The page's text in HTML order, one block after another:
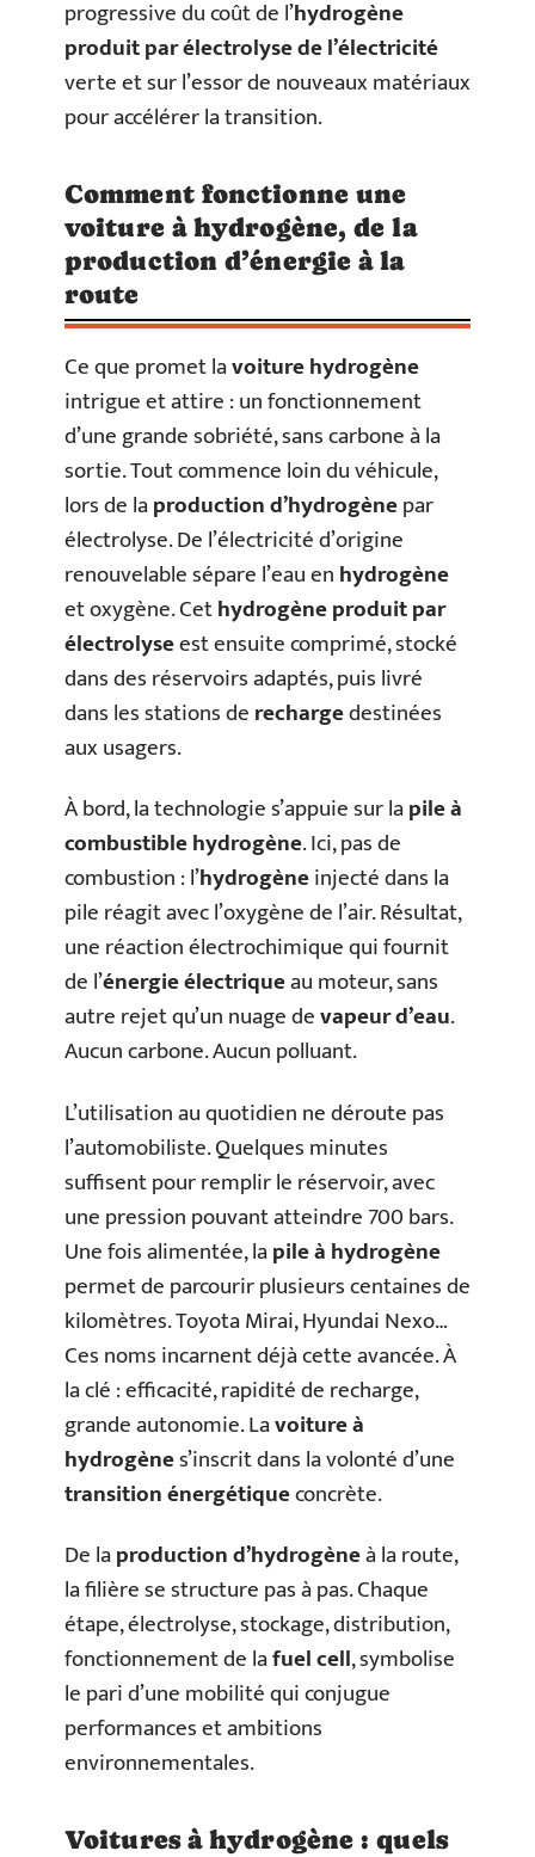
progressive du coût de l’hydrogène
produit par électrolyse de l’électricité
verte et sur l’essor de nouveaux matériaux
pour accélérer la transition.
Comment fonctionne une
voiture à hydrogène, de la
production d’énergie à la
route
Ce que promet lavoiture hydrogène
intrigue et attire : un fonctionnement
d’une grande sobriété, sans carbone à la
sortie. Tout commence loin du véhicule,
lors de laproduction d’hydrogènepar
électrolyse. De l’électricité d’origine
renouvelable sépare l’eau enhydrogène
et oxygène. Cethydrogène produit par
électrolyseest ensuite comprimé, stocké
dans des réservoirs adaptés, puis livré
dans les stations derechargedestinées
aux usagers.
À bord, la technologie s’appuie sur lapile à
combustible hydrogène. Ici, pas de
combustion : l’hydrogèneinjecté dans la
pile réagit avec l’oxygène de l’air. Résultat,
une réaction électrochimique qui fournit
de l’énergie électriqueau moteur, sans
autre rejet qu’un nuage devapeur d’eau.
Aucun carbone. Aucun polluant.
L’utilisation au quotidien ne déroute pas
l’automobiliste. Quelques minutes
suffisent pour remplir le réservoir, avec
une pression pouvant atteindre 700 bars.
Une fois alimentée, lapile à hydrogène
permet de parcourir plusieurs centaines de
kilomètres. Toyota Mirai, Hyundai Nexo…
Ces noms incarnent déjà cette avancée. À
la clé : efficacité, rapidité de recharge,
grande autonomie. Lavoiture à
hydrogènes’inscrit dans la volonté d’une
transition énergétiqueconcrète.
De laproduction d’hydrogèneà la route,
la filière se structure pas à pas. Chaque
étape, électrolyse, stockage, distribution,
fonctionnement de lafuel cell, symbolise
le pari d’une mobilité qui conjugue
performances et ambitions
environnementales.
Voitures à hydrogène : quels